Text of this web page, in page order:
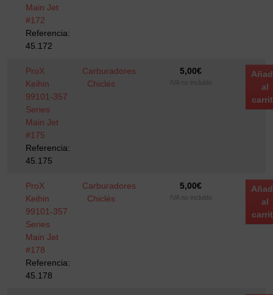
Main Jet
#172
Referencia:
45.172
ProX
Keihin
99101-357
Series
Main Jet
#175
Referencia:
45.175
Carburadores
Chiclés
5,00€
IVA no incluido
al
ProX
Keihin
99101-357
Series
Main Jet
#178
Referencia:
45.178
Carburadores
Chiclés
5,00€
IVA no incluido
al